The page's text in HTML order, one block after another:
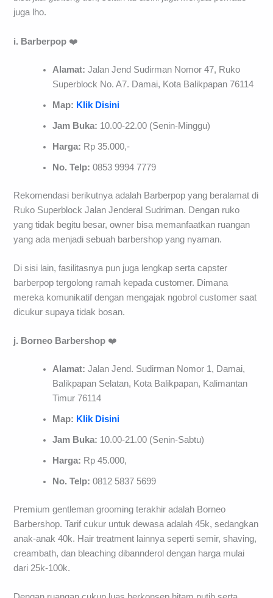
juga lho.
i. Barberpop ❤️
Alamat: Jalan Jend Sudirman Nomor 47, Ruko
Superblock No. A7. Damai, Kota Balikpapan 76114
Map: Klik Disini
Jam Buka: 10.00-22.00 (Senin-Minggu)
Harga: Rp 35.000,-
No. Telp: 0853 9994 7779
Rekomendasi berikutnya adalah Barberpop yang beralamat di
Ruko Superblock Jalan Jenderal Sudriman. Dengan ruko
yang tidak begitu besar, owner bisa memanfaatkan ruangan
yang ada menjadi sebuah barbershop yang nyaman.
Di sisi lain, fasilitasnya pun juga lengkap serta capster
barberpop tergolong ramah kepada customer. Dimana
mereka komunikatif dengan mengajak ngobrol customer saat
dicukur supaya tidak bosan.
j. Borneo Barbershop ❤️
Alamat: Jalan Jend. Sudirman Nomor 1, Damai,
Balikpapan Selatan, Kota Balikpapan, Kalimantan
Timur 76114
Map: Klik Disini
Jam Buka: 10.00-21.00 (Senin-Sabtu)
Harga: Rp 45.000,­
No. Telp: 0812 5837 5699
Premium gentleman grooming terakhir adalah Borneo
Barbershop. Tarif cukur untuk dewasa adalah 45k, sedangkan
anak-anak 40k. Hair treatment lainnya seperti semir, shaving,
creambath, dan bleaching dibannderol dengan harga mulai
dari 25k-100k.